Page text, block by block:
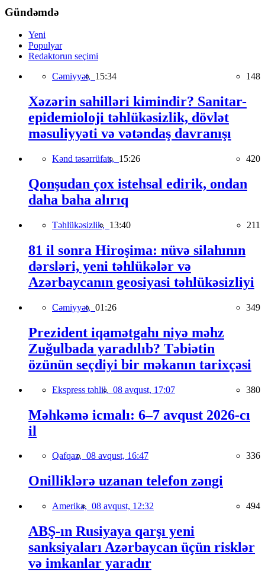
Gündəmdə
Yeni
Populyar
Redaktorun seçimi
Cəmiyyət, 15:34 148
Xəzərin sahilləri kimindir? Sanitar-
epidemioloji təhlükəsizlik, dövlət
məsuliyyəti və vətəndaş davranışı
Kənd təsərrüfatı, 15:26 420
Qonşudan çox istehsal edirik, ondan
daha baha alırıq
Təhlükəsizlik, 13:40 211
81 il sonra Hiroşima: nüvə silahının
dərsləri, yeni təhlükələr və
Azərbaycanın geosiyasi təhlükəsizliyi
Cəmiyyət, 01:26 349
Prezident iqamətgahı niyə məhz
Zuğulbada yaradılıb? Təbiətin
özünün seçdiyi bir məkanın tarixçəsi
Ekspress təhlil, 08 avqust, 17:07 380
Məhkəmə icmalı: 6–7 avqust 2026-cı
il
Qafqaz, 08 avqust, 16:47 336
Onilliklərə uzanan telefon zəngi
Amerika, 08 avqust, 12:32 494
ABŞ-ın Rusiyaya qarşı yeni
sanksiyaları Azərbaycan üçün risklər
və imkanlar yaradır